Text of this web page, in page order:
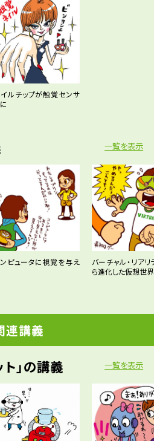
ルチップが触覚センサ
一覧を表示
ピュータに視覚を与え
バーチャル・リアリ
ら進化した仮想世界
連講義
」の講義 一覧を表示